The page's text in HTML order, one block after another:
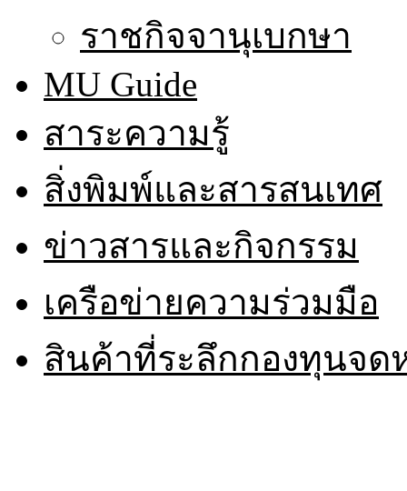
ราชกิจจานุเบกษา
MU Guide
สาระความรู้
สิ่งพิมพ์และสารสนเทศ
ข่าวสารและกิจกรรม
เครือข่ายความร่วมมือ
สินค้าที่ระลึกกองทุนจ